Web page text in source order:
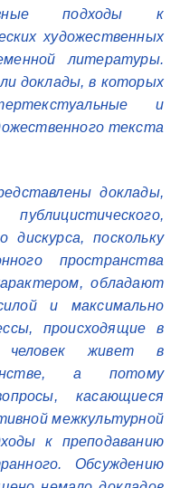
подходы к
художественных
литературы.
доклады, в которых
и
текста
доклады,
дискурса, поскольку
пространства
обладают
и максимально
происходящие в
человек живет в
а потому
касающиеся
межкультурной
к преподаванию
Обсуждению